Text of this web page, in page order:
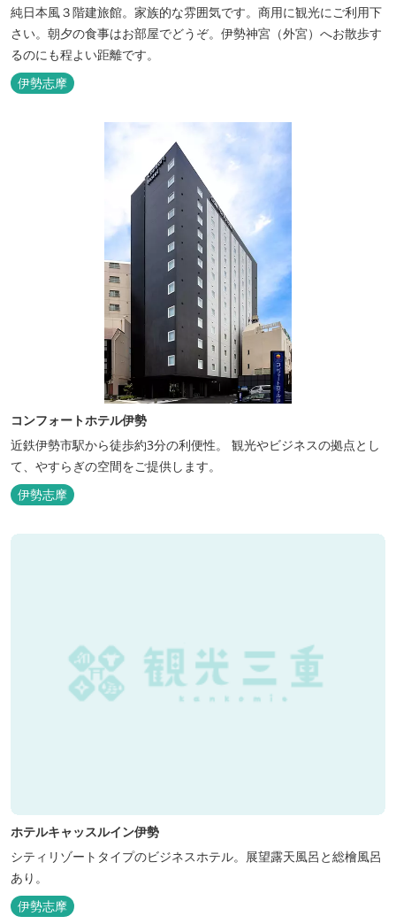
純日本風３階建旅館。家族的な雰囲気です。商用に観光にご利用下
さい。朝夕の食事はお部屋でどうぞ。伊勢神宮（外宮）へお散歩す
るのにも程よい距離です。
伊勢志摩
コンフォートホテル伊勢
近鉄伊勢市駅から徒歩約3分の利便性。 観光やビジネスの拠点とし
て、やすらぎの空間をご提供します。
伊勢志摩
ホテルキャッスルイン伊勢
シティリゾートタイプのビジネスホテル。展望露天風呂と総檜風呂
あり。
伊勢志摩